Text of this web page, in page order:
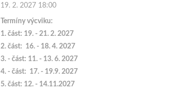
19. 2. 2027 18:00
Termíny výcviku:
1. část: 19. - 21. 2. 2027
2. část: 16. - 18. 4. 2027
3. - část: 11. - 13. 6. 2027
4. - část: 17. - 19.9. 2027
5. část: 12. - 14.11.2027